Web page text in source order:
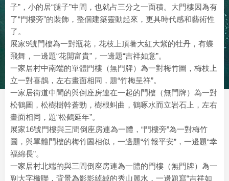
子”，小的居“腿子”中間，也就占三分之一面積。大門樓因為有
了“門樓旁”的裝飾，整個建築靈動起來，更具時代感和藝術性
了。
展家9號門樓為一對瓶花，花枝上頂著大紅大紫的牡丹，有蝶
飛舞，一邊題“花開富貴”，一邊題“吉祥如意”。
一家居村中南端的單體門樓（無門牌）為一對梅竹圖，梅枝上
立一對喜鵲，左右畫面相同，題“竹梅呈祥”。
一家居街道中間的與倒座房連在一起的門樓（無門牌）為一對
松鶴圖，松樹樹幹蒼勁，樹根虯曲，鶴啄水而立岩石上，左右
畫面相同，題“松鶴延年”。
展家16號門樓與三間倒座房連為一體，“門樓旁”為一對梅竹
圖，與單體門樓的梅竹圖相似，一邊題“竹報平安”，一邊題“幸
福綿長”。
一家居村北端的與三間倒座房連為一體的門樓（無門牌）為一
副大字楹聯，背景為影影綽綽的秀山麗水，一邊題寫“吉祥如